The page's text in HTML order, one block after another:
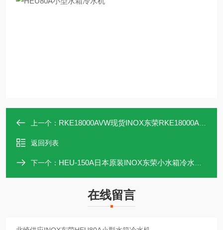
上一个： RKE18000AVW现货INOX东荣RKE18000A-VW直流变频冷水机
返回列表
下一个： HEU-150A日本原装INOX东荣小水箱冷水机HEU150A
在线留言